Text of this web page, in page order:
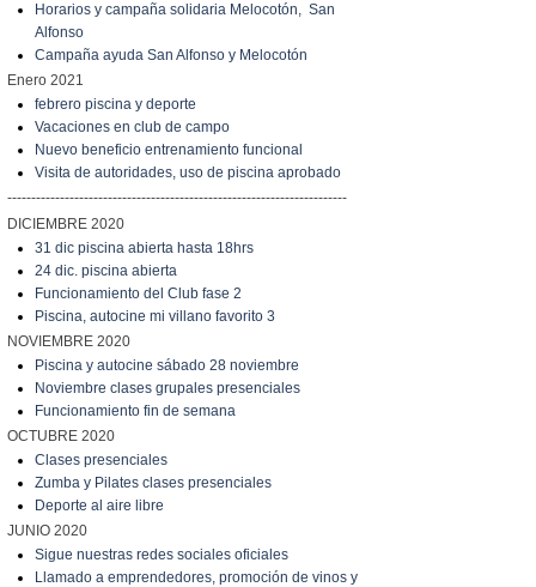
Horarios y campaña solidaria Melocotón, San
Alfonso
Campaña ayuda San Alfonso y Melocotón
Enero 2021
febrero piscina y deporte
Vacaciones en club de campo
Nuevo beneficio entrenamiento funcional
Visita de autoridades, uso de piscina aprobado
-----------------------------------------------------------------------
DICIEMBRE 2020
31 dic piscina abierta hasta 18hrs
24 dic. piscina abierta
Funcionamiento del Club fase 2
Piscina, autocine mi villano favorito 3
NOVIEMBRE 2020
Piscina y autocine sábado 28 noviembre
Noviembre clases grupales presenciales
Funcionamiento fin de semana
OCTUBRE 2020
Clases presenciales
Zumba y Pilates clases presenciales
Deporte al aire libre
JUNIO 2020
Sigue nuestras redes sociales oficiales
Llamado a emprendedores, promoción de vinos y